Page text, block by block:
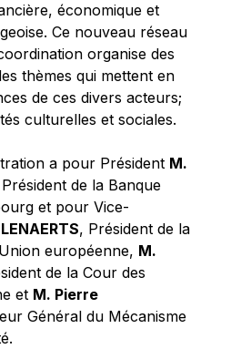
Martyéconomique et
Ce nouveau réseau
organise des
thèmes qui mettent en
de ces divers acteurs;
culturelles et sociales.
a pour Président M.
de la Banque
et pour Vice-
, Président de la
européenne, M.
de la Cour des
et M. Pierre
Général du Mécanisme